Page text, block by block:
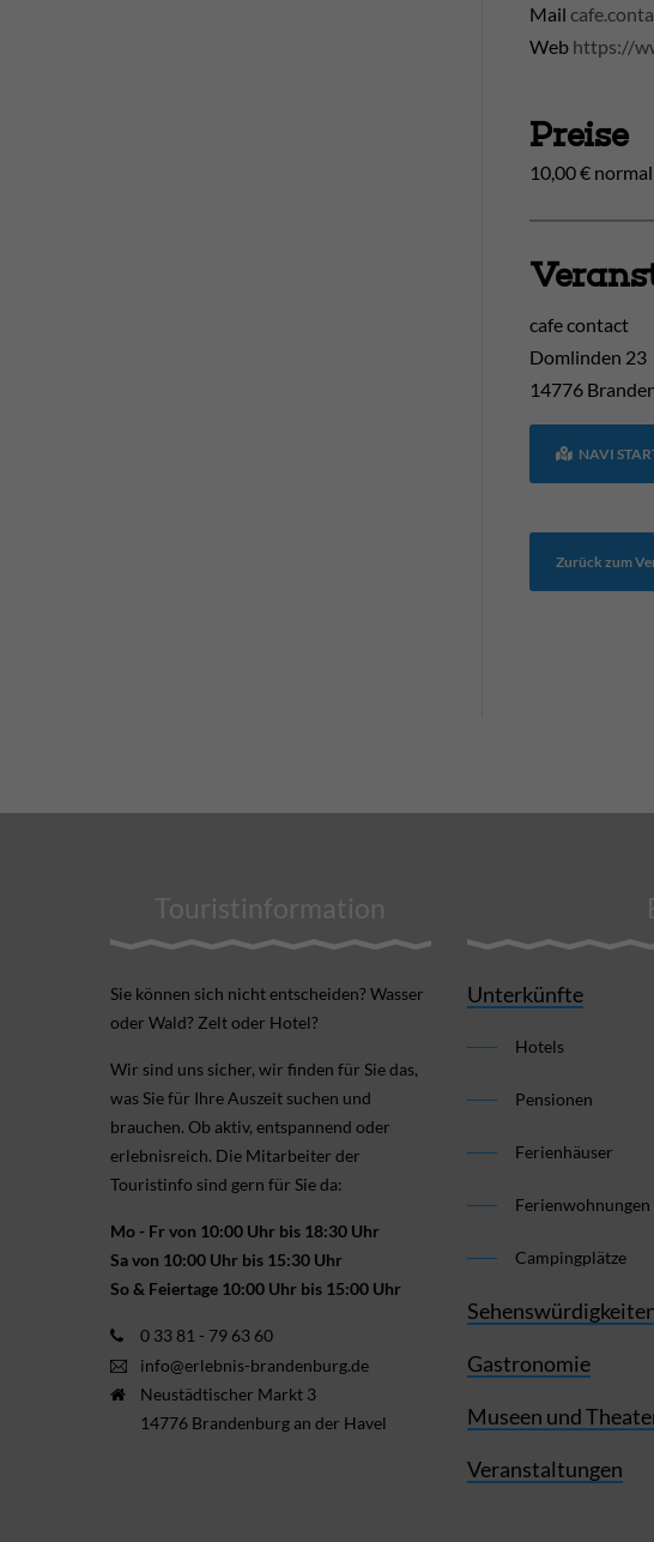
Mail
Web https://
Preise
10,00 € normal
cafe contact
Domlinden 23
14776
NAVI
Zurück zum
Touristinformation
Sie können sich nicht ent­scheiden? Wasser
oder Wald? Zelt oder Hotel?
Wir sind uns sicher, wir finden für Sie das,
was Sie für Ihre Aus­zeit suchen und
brauchen. Ob aktiv, ent­spannend oder
erlebnis­reich. Die Mitarbeiter der
Touristinfo sind gern für Sie da:
Mo - Fr von 10:00 Uhr bis 18:30 Uhr
Sa von 10:00 Uhr bis 15:30 Uhr
So & Feiertage 10:00 Uhr bis 15:00 Uhr
0 33 81 - 79 63 60
info@erlebnis-brandenburg.de
Neustädtischer Markt 3
14776 Brandenburg an der Havel
Unterkünfte
Hotels
Pensionen
Ferienhäuser
Ferienwohnungen
Campingplätze
Gastronomie
Museen und
Veranstaltungen